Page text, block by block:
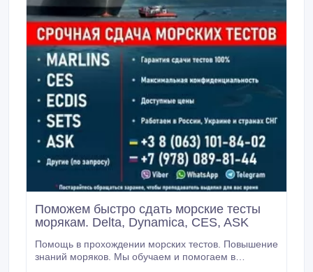
Поможем быстро сдать морские тесты
морякам. Delta, Dynamica, CES, ASK
Помощь в прохождении морских тестов. Повышение
знаний моряков. Мы обучаем и помогаем в